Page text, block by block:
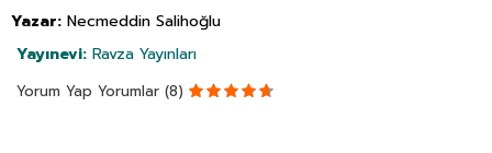
Yazar: Necmeddin Salihoğlu
Yayınevi: Ravza Yayınları
Yorum Yap Yorumlar (8)